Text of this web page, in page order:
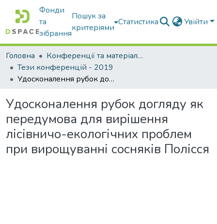
Фонди
та
зібрання
Пошук за
критеріями
Статистика Увійти
Головна
Конференції та матеріали конференцій
Тези конференцій - 2019
Удосконалення рубок догляду як передумова для вирішення лісівничо-екологічних проблем при вирощуванні сосняків Полісся
Удосконалення рубок догляду як
передумова для вирішення
лісівничо-екологічних проблем
при вирощуванні сосняків Полісся